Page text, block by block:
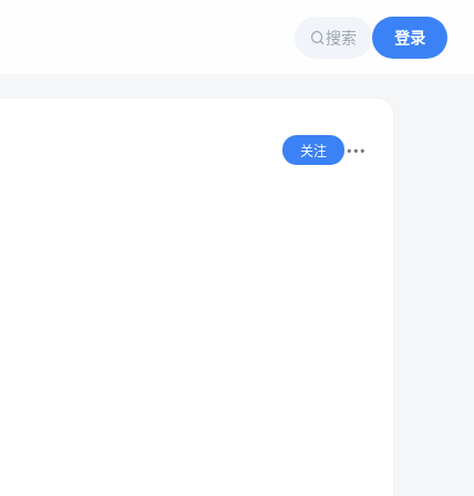
搜索 登录
关注